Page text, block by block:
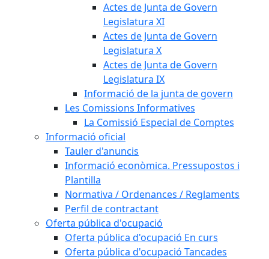
Actes de Junta de Govern
Legislatura XI
Actes de Junta de Govern
Legislatura X
Actes de Junta de Govern
Legislatura IX
Informació de la junta de govern
Les Comissions Informatives
La Comissió Especial de Comptes
Informació oficial
Tauler d'anuncis
Informació econòmica. Pressupostos i
Plantilla
Normativa / Ordenances / Reglaments
Perfil de contractant
Oferta pública d'ocupació
Oferta pública d'ocupació En curs
Oferta pública d'ocupació Tancades